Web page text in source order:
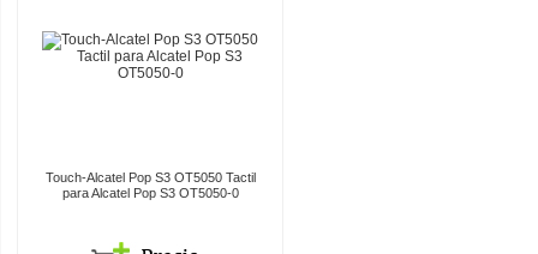
Touch-Alcatel Pop S3 OT5050 Tactil
para Alcatel Pop S3 OT5050-0